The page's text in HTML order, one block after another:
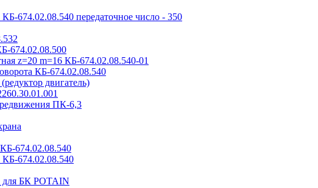
674.02.08.540 передаточное число - 350
674.02.08.500
z=20 m=16 КБ-674.02.08.540-01
КБ-674.02.08.540
двигатель)
ПК-6,3
674.02.08.540
КБ-674.02.08.540
для БК POTAIN